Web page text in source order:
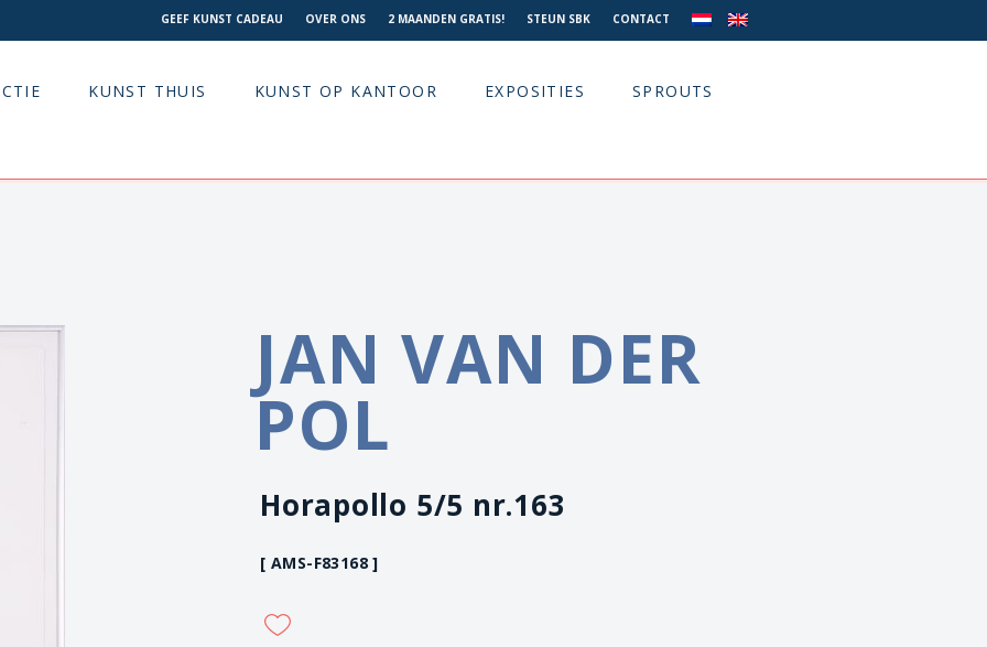
GEEF KUNST CADEAU OVER ONS 2 MAANDEN GRATIS! STEUN SBK CONTACT
KUNST THUIS KUNST OP KANTOOR EXPOSITIES SPROUTS
JAN VAN DER
POL
Horapollo 5/5 nr.163
[ AMS-F83168 ]